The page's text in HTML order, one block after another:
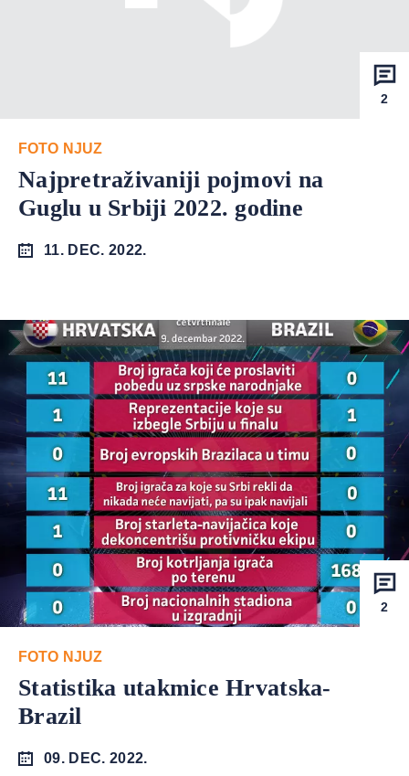
2
FOTO NJUZ
Najpretraživaniji pojmovi na
Guglu u Srbiji 2022. godine
11. DEC. 2022.
2
FOTO NJUZ
Statistika utakmice Hrvatska-
Brazil
09. DEC. 2022.